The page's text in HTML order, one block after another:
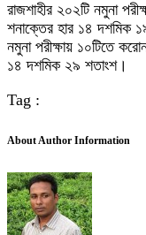
রাজশাহীর ২০২টি নমুনা
শনাক্তের হার ১৪ দশমিক
নমুনা পরীক্ষায় ১০টিতে
১৪ দশমিক ২৯ শতাংশ।
Tag :
About Author Information